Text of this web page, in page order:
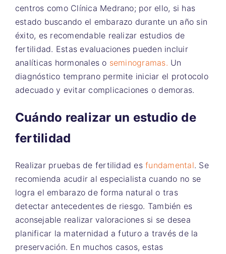
centros como Clínica Medrano; por ello, si has
estado buscando el embarazo durante un año sin
éxito, es recomendable realizar estudios de
fertilidad. Estas evaluaciones pueden incluir
analíticas hormonales o seminogramas. Un
diagnóstico temprano permite iniciar el protocolo
adecuado y evitar complicaciones o demoras.
Cuándo realizar un estudio de
fertilidad
Realizar pruebas de fertilidad esfundamental. Se
recomienda acudir al especialista cuando no se
logra el embarazo de forma natural o tras
detectar antecedentes de riesgo. También es
aconsejable realizar valoraciones si se desea
planificar la maternidad a futuro a través de la
preservación. En muchos casos, estas